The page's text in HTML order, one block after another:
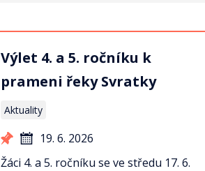
Výlet 4. a 5. ročníku k
prameni řeky Svratky
Aktuality
19. 6. 2026
Žáci 4. a 5. ročníku se ve středu 17. 6.